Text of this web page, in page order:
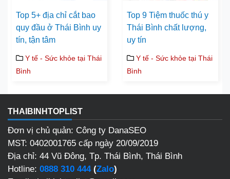
Top 5+ địa chỉ cắt bao
quy đầu ở Thái Bình uy
tín, tận tâm
Y tế - Sức khỏe tại Thái
Bình
Top 9 Tiệm thuốc thú y
Thái Bình chất lượng,
uy tín
Y tế - Sức khỏe tại Thái
Bình
THAIBINHTOPLIST
Đơn vị chủ quản: Công ty DanaSEO
MST: 0402001765 cấp ngày 20/09/2019
Địa chỉ: 44 Vũ Đông, Tp. Thái Bình, Thái Bình
Hotline: 0888 310 444(Zalo)